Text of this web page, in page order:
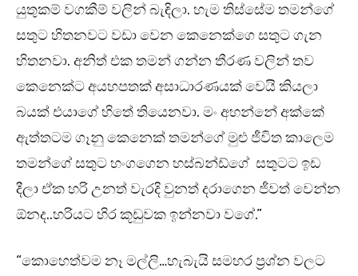
යුතුකම් වගකීම් වලින් බැඳිලා. හැම තිස්සේම තමන්ගේ
සතුට හිතනවට වඩා වෙන කෙනෙක්ගෙ සතුට ගැන
හිතනවා. අනිත් එක තමන් ගන්න තීරණ වලින් තව
කෙනෙක්ට අයහපතක් අසාධාරණයක් වෙයි කියලා
බයක් එයාගේ හිතේ තියෙනවා. මං අහන්නේ අක්කේ
ඇත්තටම ගෑනු කෙනෙක් තමන්ගේ මුළු ජීවිත කාලෙම
තමන්ගේ සතුට හංගගෙන හස්බන්ඩ්ගේ සතුටට ඉඩ
දීලා ඒක හරි උනත් වැරදි වුනත් දරාගෙන ජීවත් වෙන්න
ඕනද..හරියට හිර කූඩුවක ඉන්නවා වගේ.”
“කොහෙත්වම නෑ මල්ලි…හැබැයි සමහර ප්‍රශ්න වලට